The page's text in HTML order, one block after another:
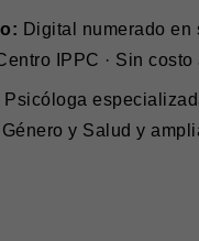
Digital numerado en
IPPC · Sin costo
Psicóloga
y Salud y